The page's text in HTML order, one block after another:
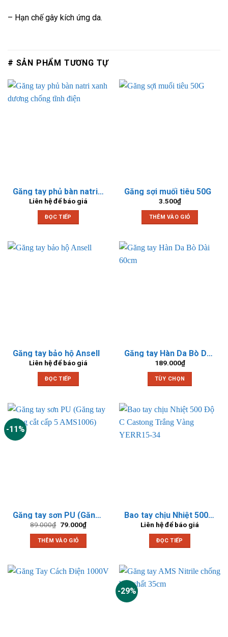
– Hạn chế gây kích ứng da.
# SẢN PHẨM TƯƠNG TỰ
Găng tay phủ bàn natri xanh dương chống tĩnh điện
Liên hệ để báo giá
ĐỌC TIẾP
Găng sợi muối tiêu 50G
3.500₫
THÊM VÀO GIỎ
Găng tay bảo hộ Ansell
Liên hệ để báo giá
ĐỌC TIẾP
Găng tay Hàn Da Bò Dài 60cm
189.000₫
TÙY CHỌN
này
có
được
chọn
trên
phẩm
-11%
Găng tay sơn PU (Găng tay chống cắt cấp 5 AMS1006)
89.000₫ Giá
là:
89.000₫.
79.000₫Giá
hiện
79.000₫.
THÊM VÀO GIỎ
Bao tay chịu Nhiệt 500 Độ C Castong Trắng Vàng YERR15-34
Liên hệ để báo giá
ĐỌC TIẾP
-29%